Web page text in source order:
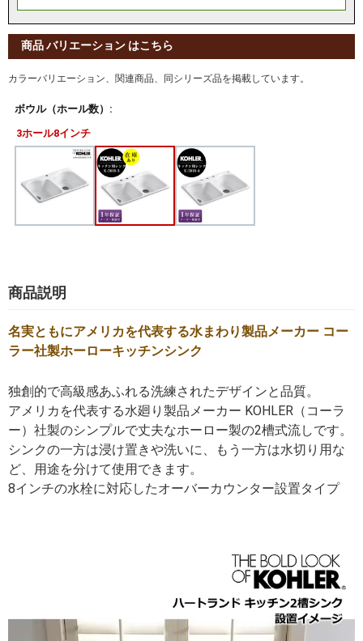
商品 バリエーション はこちら
カラーバリエーション、関連商品、同シリーズ品を掲載しています。
ボウル（ホール数）:
3ホール8インチ
商品説明
名実ともにアメリカを代表する水まわり製品メーカー コー
ラー社製ホーローキッチンシンク
独創的で高級感あふれる洗練されたデザインと品質。
アメリカを代表する水廻り製品メーカー KOHLER（コーラ
ー）社製のシンプルで丈夫なホーロー製の2槽式流しです。
シンクの一方は浸け置きや洗いに、もう一方は水切り用な
ど、用途を分けて使用できます。
8インチの水栓に対応したオーバーカウンター設置タイプ